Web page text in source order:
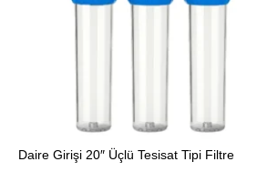
Daire Girişi 20″ Üçlü Tesisat Tipi Filtre